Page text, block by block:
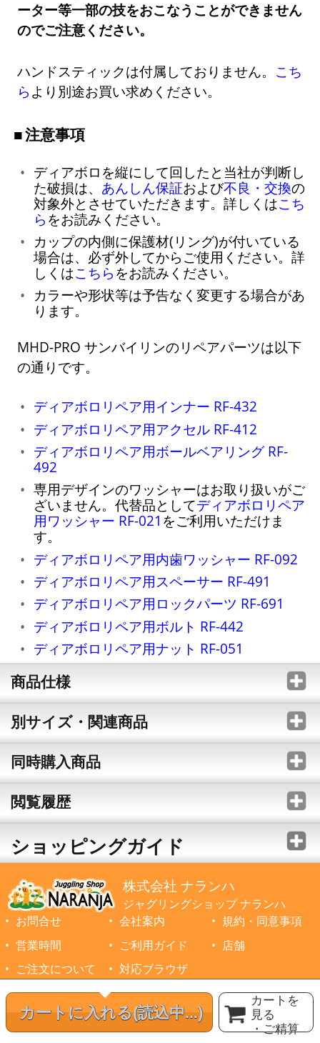
カートに入れる(読込中...)
カートを
見る
・ご精算
ーター等一部の技をおこなうことができません
のでご注意ください。
ハンドスティックは付属しておりません。 こち
ら より別途お買い求めください。
注意事項
ディアボロを縦にして回したと当社が判断し
た破損は、 あんしん保証および不良・交換の
対象外とさせていただきます。詳しくはこち
ら をお読みください。
カップの内側に保護材(リング)が付いている
場合は、必ず外してからご使用ください。詳
しくはこちら をお読みください。
カラーや形状等は予告なく変更する場合があ
ります。
MHD-PRO サンバイリンのリペアパーツは以下
の通りです。
ディアボロリペア用インナー RF-432
ディアボロリペア用アクセル RF-412
ディアボロリペア用ボールベアリング RF-
492
専用デザインのワッシャーはお取り扱いがご
ざいません。代替品としてディアボロリペア
用ワッシャー RF-021 をご利用いただけま
す。
ディアボロリペア用内歯ワッシャー RF-092
ディアボロリペア用スペーサー RF-491
ディアボロリペア用ロックパーツ RF-691
ディアボロリペア用ボルト RF-442
ディアボロリペア用ナット RF-051
商品仕様
別サイズ・関連商品
同時購入商品
閲覧履歴
ショッピングガイド
株式会社 ナランハ
ジャグリングショップ ナランハ
お問合せ
会社案内
規約・同意事項
営業時間
ご利用ガイド
店舗
ご注文について
対応ブラウザ
©1999-2026 NARANJA Inc. All Rights Reserved.